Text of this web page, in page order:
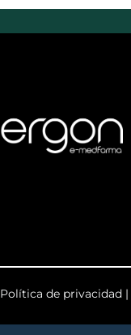
Política de privacidad |